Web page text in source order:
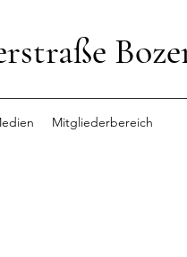
Mitgliederbereich